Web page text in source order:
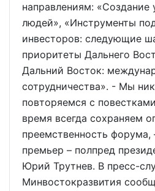
направлениям: «Создание
людей», «Инструменты
инвесторов: следующие
приоритеты Дальнего
Дальний Восток:
сотрудничества». - Мы
повторяемся с
время всегда сохраняем
преемственность
премьер – полпред
Юрий Трутнев. В пресс-
Минвостокразвития